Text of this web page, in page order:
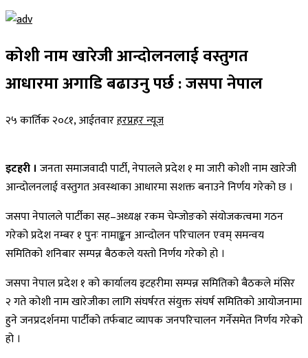
कोशी नाम खारेजी आन्दोलनलाई वस्तुगत
आधारमा अगाडि बढाउनु पर्छ : जसपा नेपाल
२५ कार्तिक २०८१, आईतवारहरप्रहर न्यूज
इटहरी । जनता समाजवादी पार्टी, नेपालले प्रदेश १ मा जारी कोशी नाम खारेजी
आन्दोलनलाई वस्तुगत अवस्थाका आधारमा सशक्त बनाउने निर्णय गरेको छ ।
जसपा नेपालले पार्टीका सह–अध्यक्ष रकम चेम्जोङको संयोजकत्वमा गठन
गरेको प्रदेश नम्बर १ पुनः नामाङ्कन आन्दोलन परिचालन एवम् समन्वय
समितिको शनिबार सम्पन्न बैठकले यस्तो निर्णय गरेको हो ।
जसपा नेपाल प्रदेश १ को कार्यालय इटहरीमा सम्पन्न समितिको बैठकले मंसिर
२ गते कोशी नाम खारेजीका लागि संघर्षरत संयुक्त संघर्ष समितिको आयोजनामा
हुने जनप्रदर्शनमा पार्टीको तर्फबाट व्यापक जनपरिचालन गर्नेसमेत निर्णय गरेको
हो ।